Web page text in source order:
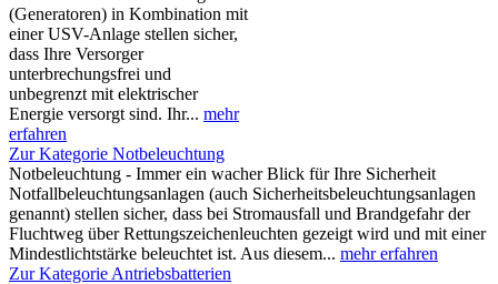
(Generatoren) in Kombination mit
einer USV-Anlage stellen sicher,
dass Ihre Versorger
unterbrechungsfrei und
unbegrenzt mit elektrischer
Energie versorgt sind. Ihr... mehr
erfahren
Zur Kategorie Notbeleuchtung
Notbeleuchtung - Immer ein wacher Blick für Ihre Sicherheit
Notfallbeleuchtungsanlagen (auch Sicherheitsbeleuchtungsanlagen
genannt) stellen sicher, dass bei Stromausfall und Brandgefahr der
Fluchtweg über Rettungszeichenleuchten gezeigt wird und mit einer
Mindestlichtstärke beleuchtet ist. Aus diesem... mehr erfahren
Zur Kategorie Antriebsbatterien